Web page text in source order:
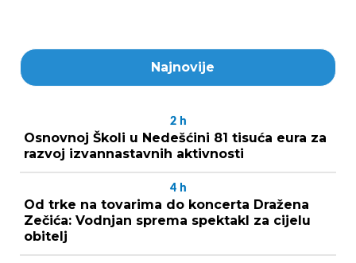
Najnovije
2 h
Osnovnoj Školi u Nedešćini 81 tisuća eura za
razvoj izvannastavnih aktivnosti
4 h
Od trke na tovarima do koncerta Dražena
Zečića: Vodnjan sprema spektakl za cijelu
obitelj